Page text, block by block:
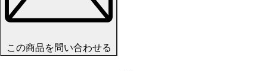
この商品を問い合わせる